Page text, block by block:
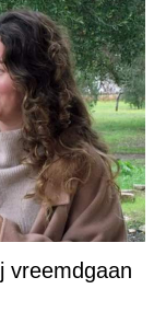
vreemdgaan